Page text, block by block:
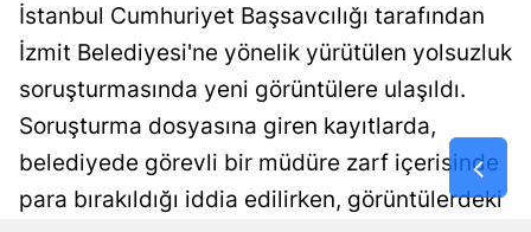
Mardin
Muğla
Muş
İstanbul Cumhuriyet Başsavcılığı tarafından
İzmit Belediyesi'ne yönelik yürütülen yolsuzluk
soruşturmasında yeni görüntülere ulaşıldı.
Soruşturma dosyasına giren kayıtlarda,
belediyede görevli bir müdüre zarf içerisinde
para bırakıldığı iddia edilirken, görüntülerdeki